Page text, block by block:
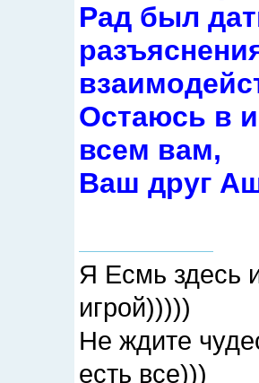
Рад был
Остаюсь в
всем вам,
Ваш друг
Я Есмь здесь
игрой)))))
Не ждите
есть все)))